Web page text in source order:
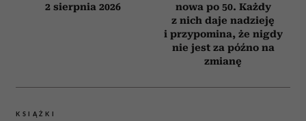
2 sierpnia 2026
nowa po 50. Każdy
z nich daje nadzieję
i przypomina, że nigdy
nie jest za późno na
zmianę
KSIĄŻKI